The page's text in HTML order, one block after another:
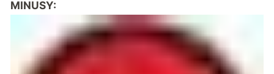
MINUSY: